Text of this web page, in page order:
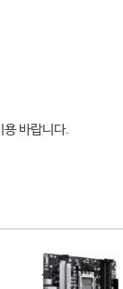
용 바랍니다.